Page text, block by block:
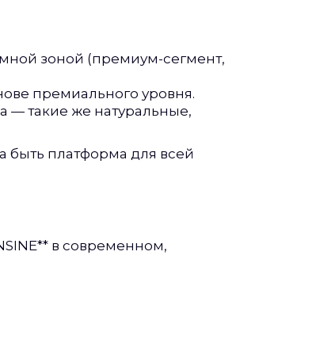
зоной (премиум-сегмент,
премиального уровня.
— такие же натуральные,
быть платформа для всей
в современном,